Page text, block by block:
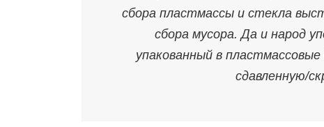
сбора пластмассы и стекла
сбора мусора. Да и народ
упакованный в
сдавленную/